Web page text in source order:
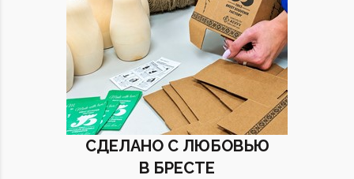
СДЕЛАНО С ЛЮБОВЬЮ
В БРЕСТЕ